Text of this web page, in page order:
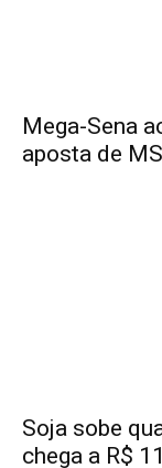
Mega-Sena
aposta de
Soja sobe
chega a R$